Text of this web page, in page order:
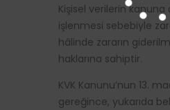
Kişisel verilerin kanuna
işlenmesi sebebiyle
hâlinde zararın
haklarına sahiptir.
KVK Kanunu’nun 13.
gereğince, yukarıda